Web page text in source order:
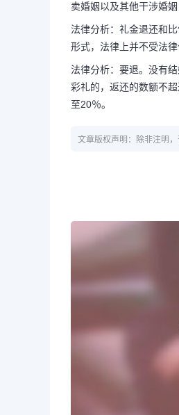
卖婚姻以及其他干涉婚
法律分析：礼金退还和
形式，法律上并不受法律
法律分析：要退。没有
彩礼的，返还的数额不
至20％。
文章版权声明：除非注明